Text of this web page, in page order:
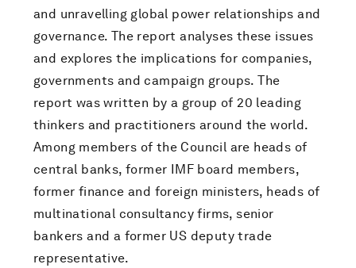
and unravelling global power relationships and
governance. The report analyses these issues
and explores the implications for companies,
governments and campaign groups. The
report was written by a group of 20 leading
thinkers and practitioners around the world.
Among members of the Council are heads of
central banks, former IMF board members,
former finance and foreign ministers, heads of
multinational consultancy firms, senior
bankers and a former US deputy trade
representative.